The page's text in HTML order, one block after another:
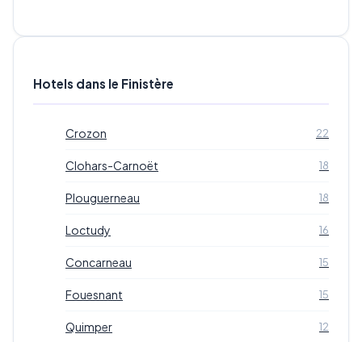
Hotels dans le Finistère
Crozon 22
Clohars-Carnoët 18
Plouguerneau 18
Loctudy 16
Concarneau 15
Fouesnant 15
Quimper 12